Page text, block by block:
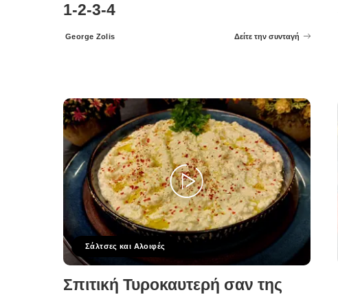
1-2-3-4
Posted
George Zolis Δείτε την συνταγή
Σάλτσες και Αλοιφές
Σπιτική Τυροκαυτερή σαν της